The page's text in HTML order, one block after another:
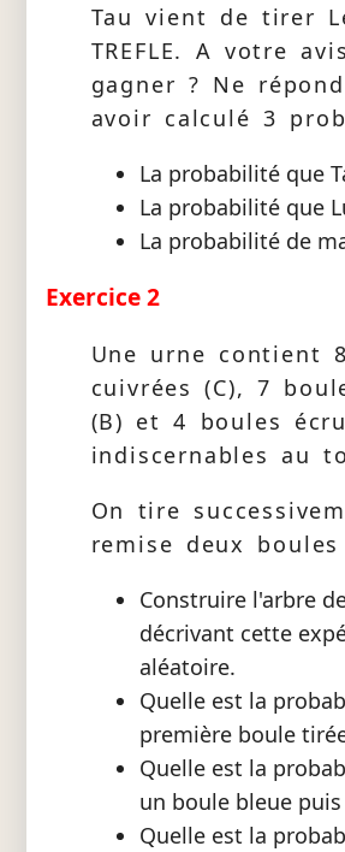
Tau vient de tirer
TREFLE. A votre
gagner ? Ne
avoir calculé 3
La probabilité que
La probabilité que
La probabilité de
Exercice 2
Une urne contient
cuivrées (C), 7
(B) et 4 boules
indiscernables au
On tire
remise deux boules
Construire l'arbre
décrivant cette
aléatoire.
Quelle est la
première boule
Quelle est la
un boule bleue
Quelle est la